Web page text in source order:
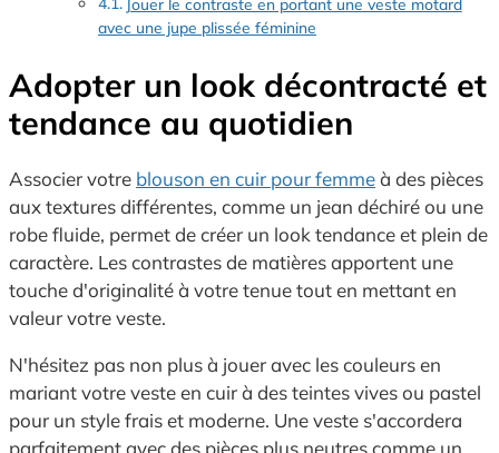
avec une jupe plissée féminine
Adopter un look décontracté et
tendance au quotidien
Associer votre blouson en cuir pour femmeà des pièces
aux textures différentes, comme un jean déchiré ou une
robe fluide, permet de créer un look tendance et plein de
caractère. Les contrastes de matières apportent une
touche d'originalité à votre tenue tout en mettant en
valeur votre veste.
N'hésitez pas non plus à jouer avec les couleurs en
mariant votre veste en cuir à des teintes vives ou pastel
pour un style frais et moderne. Une veste s'accordera
parfaitement avec des pièces plus neutres comme un